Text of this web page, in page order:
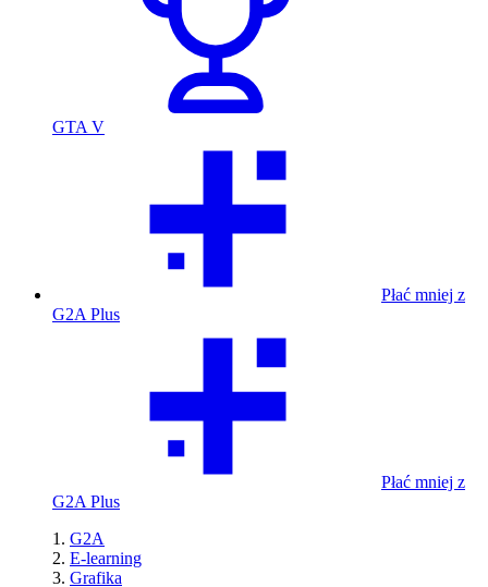
GTA V
Płać mniej z
G2A Plus
Płać mniej z
G2A Plus
G2A
E-learning
Grafika